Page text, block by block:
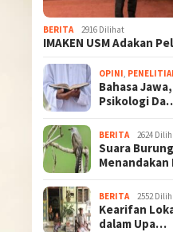
BERITA 2916 Dilihat
IMAKEN USM Adakan
OPINI
Bahasa
Psikologi
BERITA 2624
Suara
BERITA 2552
Kearifan
dalam Upa…